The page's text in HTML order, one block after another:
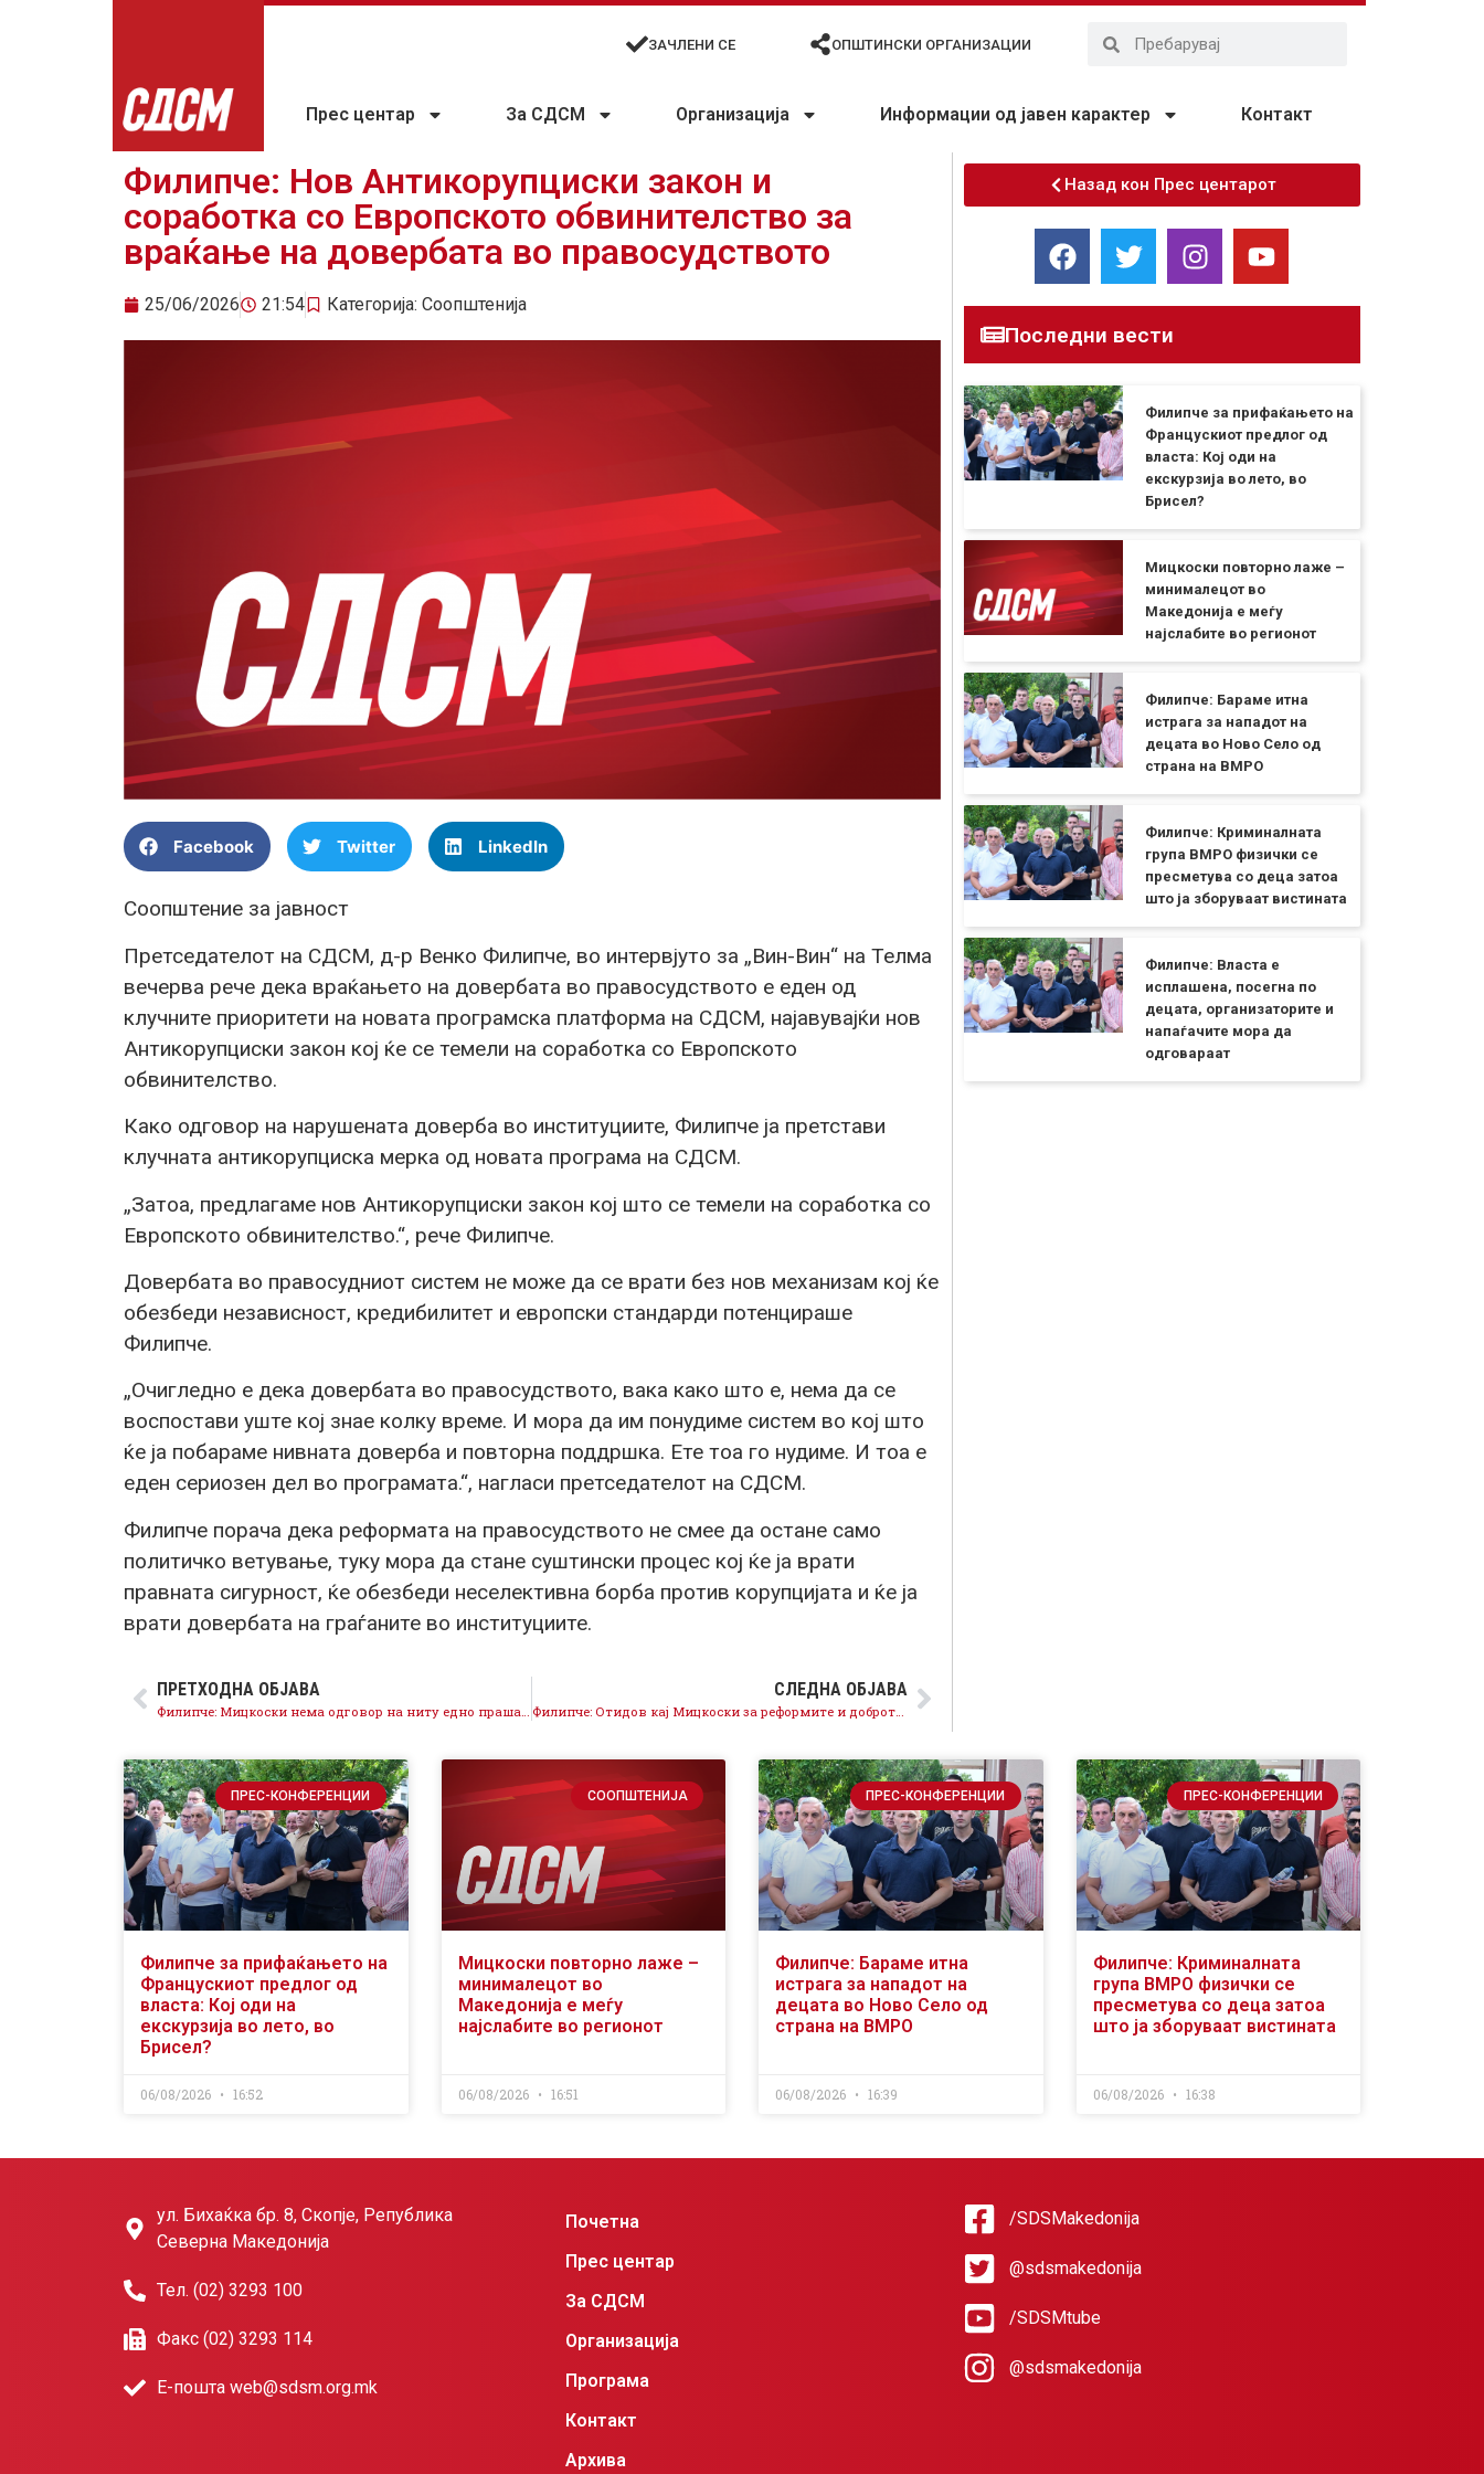
ЗАЧЛЕНИ СЕ ОПШТИНСКИ ОРГАНИЗАЦИИ
Прес центар За СДСМ Организација Информации од јавен карактер Контакт
Филипче: Нов Антикорупциски закон и
соработка со Европското обвинителство за
враќање на довербата во правосудството
25/06/2026 21:54 Категорија: Соопштенија
Facebook Twitter LinkedIn
Соопштение за јавност
Претседателот на СДСМ, д-р Венко Филипче, во интервјуто за „Вин-Вин“ на Телма
вечерва рече дека враќањето на довербата во правосудството е еден од
клучните приоритети на новата програмска платформа на СДСМ, најавувајќи нов
Антикорупциски закон кој ќе се темели на соработка со Европското
обвинителство.
Како одговор на нарушената доверба во институциите, Филипче ја претстави
клучната антикорупциска мерка од новата програма на СДСМ.
„Затоа, предлагаме нов Антикорупциски закон кој што се темели на соработка со
Европското обвинителство.“, рече Филипче.
Довербата во правосудниот систем не може да се врати без нов механизам кој ќе
обезбеди независност, кредибилитет и европски стандарди потенцираше
Филипче.
„Очигледно е дека довербата во правосудството, вака како што е, нема да се
воспостави уште кој знае колку време. И мора да им понудиме систем во кој што
ќе ја побараме нивната доверба и повторна поддршка. Ете тоа го нудиме. И тоа е
еден сериозен дел во програмата.“, нагласи претседателот на СДСМ.
Филипче порача дека реформата на правосудството не смее да остане само
политичко ветување, туку мора да стане суштински процес кој ќе ја врати
правната сигурност, ќе обезбеди неселективна борба против корупцијата и ќе ја
врати довербата на граѓаните во институциите.
ПРЕТХОДНА ОБЈАВА
Филипче: Мицкоски нема одговор на ниту едно прашање затоа посегнува по закани
СЛЕДНА ОБЈАВА
Филипче: Отидов кај Мицкоски за реформите и доброто на државата – но тој ме излизга
Назад кон Прес центарот
Последни вести
Филипче за прифаќањето на
Францускиот предлог од
власта: Кој оди на
екскурзија во лето, во
Брисел?
Мицкоски повторно лаже –
минималецот во
Македонија е меѓу
најслабите во регионот
Филипче: Бараме итна
истрага за нападот на
децата во Ново Село од
страна на ВМРО
Филипче: Криминалната
група ВМРО физички се
пресметува со деца затоа
што ја зборуваат вистината
Филипче: Власта е
исплашена, посегна по
децата, организаторите и
напаѓачите мора да
одговараат
ПРЕС-КОНФЕРЕНЦИИ
Филипче за прифаќањето на
Францускиот предлог од
власта: Кој оди на
екскурзија во лето, во
Брисел?
06/08/2026 16:52
СООПШТЕНИЈА
Мицкоски повторно лаже –
минималецот во
Македонија е меѓу
најслабите во регионот
06/08/2026 16:51
ПРЕС-КОНФЕРЕНЦИИ
Филипче: Бараме итна
истрага за нападот на
децата во Ново Село од
страна на ВМРО
06/08/2026 16:39
ПРЕС-КОНФЕРЕНЦИИ
Филипче: Криминалната
група ВМРО физички се
пресметува со деца затоа
што ја зборуваат вистината
06/08/2026 16:38
ул. Бихаќка бр. 8, Скопје, Република
Северна Македонија
Тел. (02) 3293 100
Факс (02) 3293 114
Е-пошта web@sdsm.org.mk
Почетна
Прес центар
За СДСМ
Организација
Програма
Контакт
Архива
/SDSMakedonija
@sdsmakedonija
/SDSMtube
@sdsmakedonija